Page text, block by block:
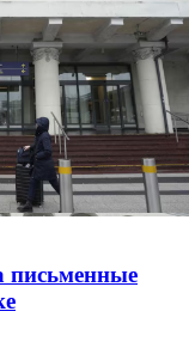
письменные